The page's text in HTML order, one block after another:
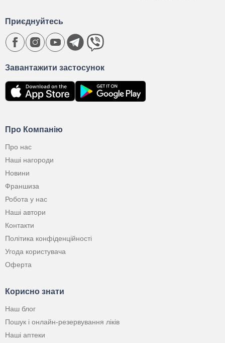
Про Компанію
Про нас
Наші нагороди
Новини
Франшиза
Робота у нас
Наші автори
Контакти
Політика конфіденційності
Угода користувача
Оферта
Корисно знати
Наш блог
Пошук і онлайн-резервування ліків
Наші аптеки
Завантажити застосунок
Приєднуйтесь